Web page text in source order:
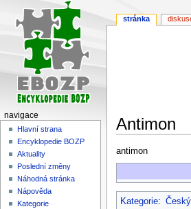
Antimon
Skočit
na
Skočit
na
antimon
Kategorie:
stránka
navigace
Hlavní strana
Encyklopedie BOZP
Aktuality
Poslední změny
Náhodná stránka
Nápověda
Kategorie